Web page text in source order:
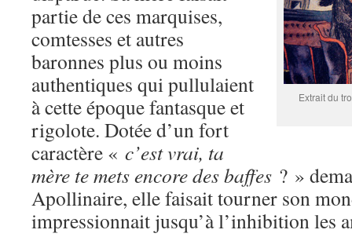
Extrait du
partie de ces marquises,
comtesses et autres
baronnes plus ou moins
authentiques qui pullulaient
à cette époque fantasque et
rigolote. Dotée d’un fort
caractère « c’est vrai, ta
mère te mets encore des baffes ? »
Apollinaire, elle faisait tourner son
impressionnait jusqu’à l’inhibition les